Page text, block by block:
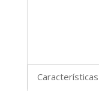
Características